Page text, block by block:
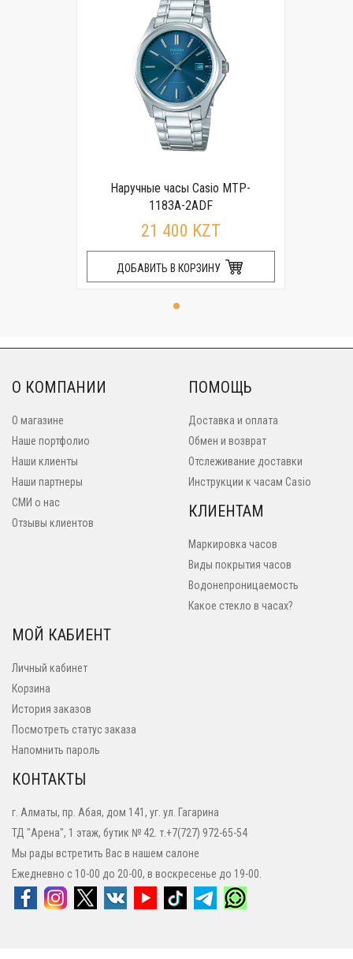
Наручные часы Casio MTP-
1183A-2ADF
21 400 KZT
ДОБАВИТЬ В КОРЗИНУ
О КОМПАНИИ
О магазине
Наше портфолио
Наши клиенты
Наши партнеры
СМИ о нас
Отзывы клиентов
ПОМОЩЬ
Доставка и оплата
Обмен и возврат
Отслеживание доставки
Инструкции к часам Casio
КЛИЕНТАМ
Маркировка часов
Виды покрытия часов
Водонепроницаемость
Какое стекло в часах?
МОЙ КАБИЕНТ
Личный кабинет
Корзина
История заказов
Посмотреть статус заказа
Напомнить пароль
КОНТАКТЫ
г. Алматы, пр. Абая, дом 141, уг. ул. Гагарина
ТД "Арена", 1 этаж, бутик № 42. т.+7(727) 972-65-54
Мы рады встретить Вас в нашем салоне
Ежедневно с 10-00 до 20-00, в воскресенье до 19-00.